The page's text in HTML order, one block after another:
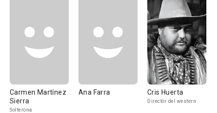
Carmen Martínez
Sierra
Solterona
Ana Farra Cris Huerta
Director del western